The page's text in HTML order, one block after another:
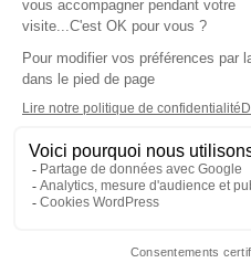
Les cookies
Gestion des cookies
Crédit photos : ©Sud